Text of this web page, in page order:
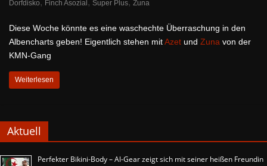
Dorfdisko, Finch Asozial , Super Plus, Zuna
Diese Woche könnte es eine waschechte Überraschung in den
Albencharts geben! Eigentlich stehen mitAzet und Zuna von der
KMN-Gang
Weiterlesen
Aktuell
Perfekter Bikini-Body – Al-Gear zeigt sich mit seiner heißen Freundin